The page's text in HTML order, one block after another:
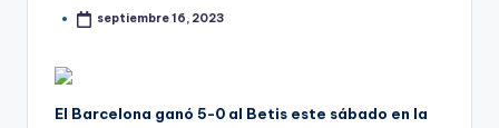
septiembre 16, 2023
El Barcelona ganó 5-0 al Betis este sábado en la